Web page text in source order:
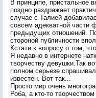
В принципе, пристальное
поздно раздражает
случае с Талией
совсем адекватной части
предыдущих отношений.
стороной публичности
Кстати к вопросу о том,
Я недавно в интернете
творчеству девушки.Так
полном серьезе
известен. Вот так...
Просто мир очень
Роба, а кто-то